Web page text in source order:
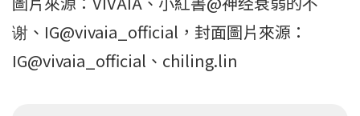
谢、IG@vivaia_official，封面圖片來源：
IG@vivaia_official、chiling.lin